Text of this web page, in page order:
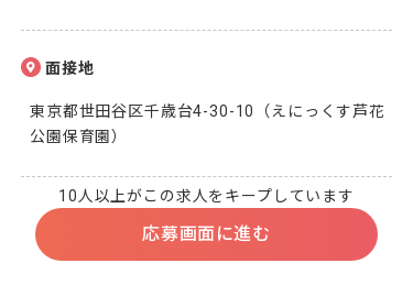
面接地
東京都世田谷区千歳台4-30-10（えにっくす芦花
公園保育園）
10人以上がこの求人をキープしています
応募画面に進む